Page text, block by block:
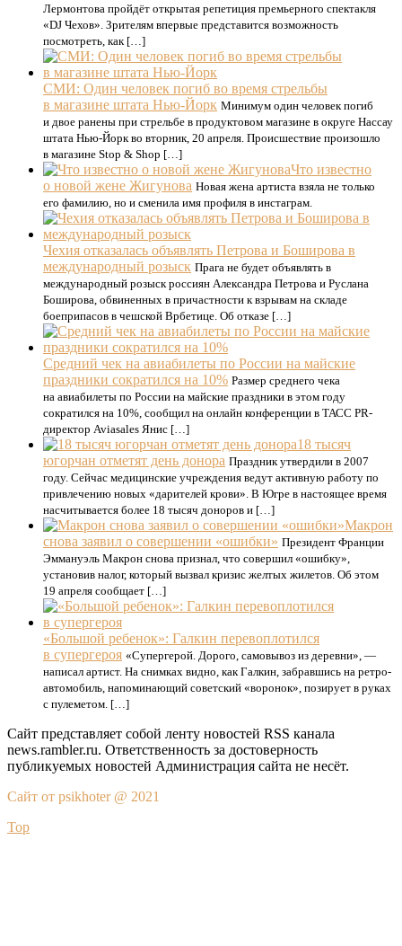
Лермонтова пройдёт открытая репетиция премьерного спектакля
«DJ Чехов». Зрителям впервые представится возможность
посмотреть, как […]
СМИ: Один человек погиб во время стрельбы
в магазине штата Нью-Йорк Минимум один человек погиб
и двое ранены при стрельбе в продуктовом магазине в округе Нассау
штата Нью-Йорк во вторник, 20 апреля. Происшествие произошло
в магазине Stop & Shop […]
Что известно
о новой жене Жигунова Новая жена артиста взяла не только
его фамилию, но и сменила имя профиля в инстаграм.
Чехия отказалась объявлять Петрова и Боширова в
международный розыск Прага не будет объявлять в
международный розыск россиян Александра Петрова и Руслана
Боширова, обвиненных в причастности к взрывам на складе
боеприпасов в чешской Врбетице. Об отказе […]
Средний чек на авиабилеты по России на майские
праздники сократился на 10% Размер среднего чека
на авиабилеты по России на майские праздники в этом году
сократился на 10%, сообщил на онлайн конференции в ТАСС PR-
директор Aviasales Янис […]
18 тысяч
югорчан отметят день донора Праздник утвердили в 2007
году. Сейчас медицинские учреждения ведут активную работу по
привлечению новых «дарителей крови». В Югре в настоящее время
насчитывается более 18 тысяч доноров и […]
Макрон
снова заявил о совершении «ошибки» Президент Франции
Эммануэль Макрон снова признал, что совершил «ошибку»,
установив налог, который вызвал кризис желтых жилетов. Об этом
19 апреля сообщает […]
«Большой ребенок»: Галкин перевоплотился
в супергероя «Супергерой. Дорого, самовывоз из деревни», —
написал артист. На снимках видно, как Галкин, забравшись на ретро-
автомобиль, напоминающий советский «воронок», позирует в руках
с пулеметом. […]
Сайт представляет собой ленту новостей RSS канала
news.rambler.ru. Ответственность за достоверность
публикуемых новостей Администрация сайта не несёт.
Сайт от psikhoter @ 2021
Top